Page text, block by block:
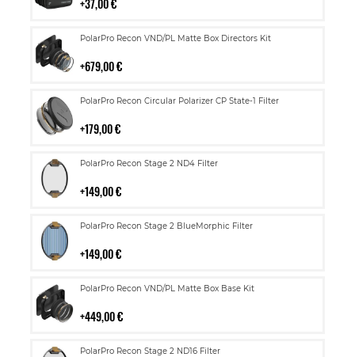
37,00 €
PolarPro Recon VND/PL Matte Box Directors Kit
679,00 €
Lisää
PolarPro Recon Circular Polarizer CP State-1 Filter
179,00 €
Lisää
PolarPro Recon Stage 2 ND4 Filter
149,00 €
Lisää
PolarPro Recon Stage 2 BlueMorphic Filter
149,00 €
Lisää
PolarPro Recon VND/PL Matte Box Base Kit
449,00 €
Lisää
PolarPro Recon Stage 2 ND16 Filter
Lisää